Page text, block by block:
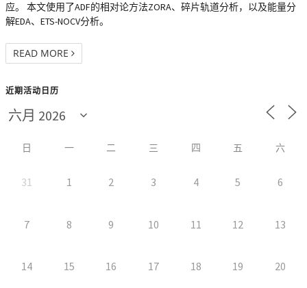
应。 本文使用了ADF的相对论方法ZORA、碎片轨道分析，以及能量分
解EDA、ETS-NOCV分析。
READ MORE
近期活动日历
日 一 二 三 四 五 六
31 1 2 3 4 5 6
7 8 9 10 11 12 13
14 15 16 17 18 19 20